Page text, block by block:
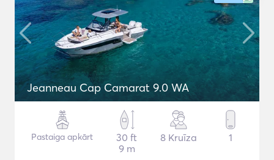
Jeanneau Cap Camarat 9.0 WA
Pastaiga apkārt
30 ft
9 m
8 Kruīza 1